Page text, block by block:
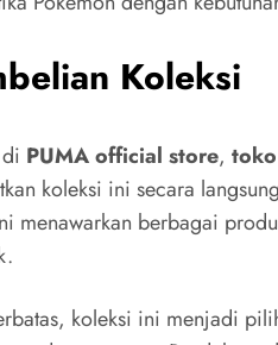
Koleksi
PUMA official store,
koleksi ini secara
menawarkan berbagai
koleksi ini menjadi